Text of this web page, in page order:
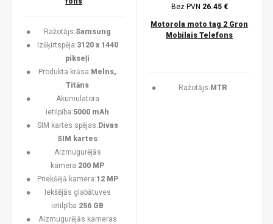
Ražotājs:Samsung
Izšķirtspēja:3120 x 1440
pikseļi
Produkta krāsa: Melns,
Titāns
Akumulatora
ietilpība:5000 mAh
SIM kartes spējas: Divas
SIM kartes
Aizmugurējās
kamera:200 MP
Priekšējā kamera:12 MP
Iekšējās glabātuves
ietilpība:256 GB
Aizmugurējās kameras
Bez PVN 26.45 €
Motorola moto tag 2 Gron
Mobilais Telefons
Ražotājs: MTR